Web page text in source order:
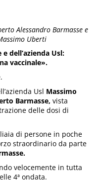
Alessandro Barmasse e
Uberti
dell’azienda Usl:
vaccinale».
Usl Massimo
Barmasse, vista
delle dosi di
di persone in poche
straordinario da parte
velocemente in tutta
4ª ondata.